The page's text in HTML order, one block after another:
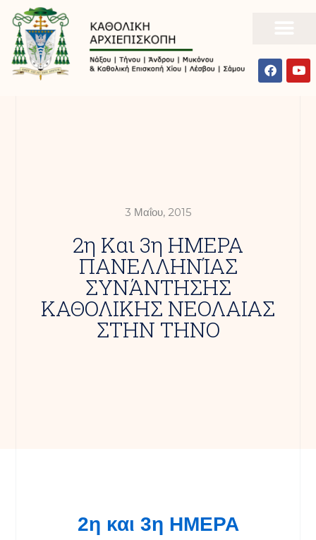
3 Μαΐου, 2015
2η Και 3η ΗΜΕΡΑ
ΠΑΝΕΛΛΗΝΊΑΣ
ΣΥΝΆΝΤΗΣΗΣ
ΚΑΘΟΛΙΚΗΣ ΝΕΟΛΑΙΑΣ
ΣΤΗΝ ΤΗΝΟ
2η και 3η ΗΜΕΡΑ